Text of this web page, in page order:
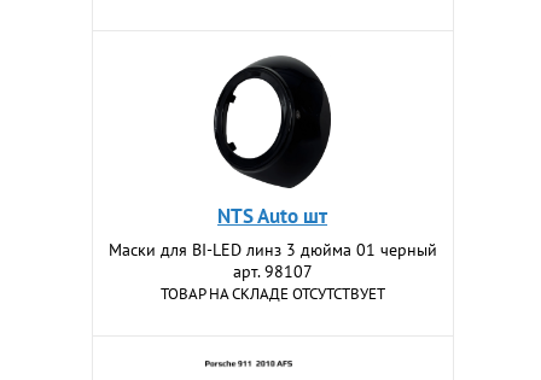
NTS Auto шт
Маски для BI-LED линз 3 дюйма 01 черный
арт. 98107
ТОВАР НА СКЛАДЕ ОТСУТСТВУЕТ